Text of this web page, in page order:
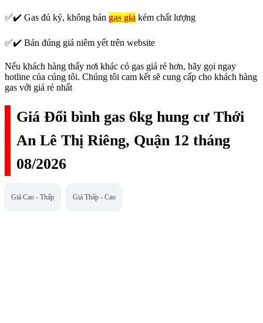
✅✔️ Gas đủ ký, không bán gas giả kém chất lượng
✅✔️ Bán đúng giá niêm yết trên website
Nếu khách hàng thấy nơi khác có gas giá rẻ hơn, hãy gọi ngay
hotline của cúng tôi. Chúng tôi cam kết sẽ cung cấp cho khách hàng
gas với giá rẻ nhất
Giá Đổi bình gas 6kg hung cư Thới
An Lê Thị Riêng, Quận 12 tháng
08/2026
Giá Cao - Thấp Giá Thấp - Cao